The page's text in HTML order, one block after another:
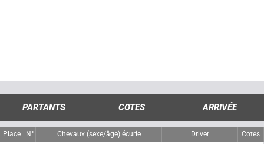
PARTANTS COTES ARRIVÉE
Place N° Chevaux (sexe/âge) écurie Driver Cotes